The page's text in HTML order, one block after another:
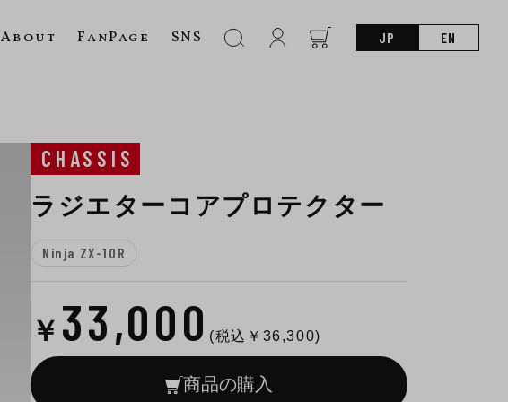
About FanPage SNS JP EN
CHASSIS
ラジエターコアプロテクター
Ninja ZX-10R
￥ 33,000 (税込￥ 36,300)
商品の購入